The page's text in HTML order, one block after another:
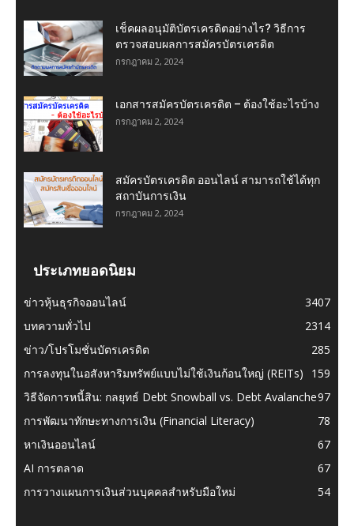
เช็คผลอนุมัติบัตรเครดิตอย่างไร? วิธีการ
ตรวจสอบผลการสมัครบัตรเครดิต
กรกฎาคม 2, 2024
เอกสารสมัครบัตรเครดิต – ต้องใช้อะไรบ้าง
กรกฎาคม 2, 2024
สมัครบัตรเครดิต ออนไลน์ สามารถใช้ได้ทุก
สถาบันการเงิน
กรกฎาคม 2, 2024
ประเภทยอดนิยม
ข่าวหุ้นธุรกิจออนไลน์
3407
บทความทั่วไป
2314
ข่าว/โปรโมชั่นบัตรเครดิต
285
การลงทุนในอสังหาริมทรัพย์แบบไม่ใช้เงินก้อนใหญ่ (REITs)
159
วิธีจัดการหนี้สิน: กลยุทธ์ Debt Snowball vs. Debt Avalanche97
การพัฒนาทักษะทางการเงิน (Financial Literacy)
78
หาเงินออนไลน์
67
AI การตลาด
67
การวางแผนการเงินส่วนบุคคลสำหรับมือใหม่
54